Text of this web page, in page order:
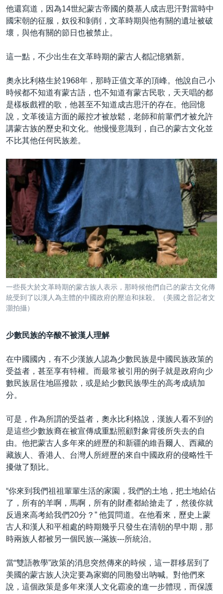
他還寫道，因為14世紀蒙古帝國的奠基人成吉思汗對當時中
國宋朝的征服，奴役和剝削，文革時期與他有關的遺址被破
壞，與他有關的節日也被禁止。
這一點，不少出生在文革時期的蒙古人都記憶猶新。
奧永比利格生於1968年，那時正值文革的頂峰。他說自己小
時候都不知道有蒙古語，也不知道有蒙古民歌，天天唱的都
是樣板戲裡的歌，他甚至不知道成吉思汗的存在。他回憶
說，文革後這方面的嚴控才被放鬆，老師和前輩們才被允許
講蒙古族的歷史和文化。他慢慢意識到，自己的蒙古文化並
不比其他任何民族差。
一些長大於文革時期的蒙古族人表示，那時候他們自己的蒙古文化傳
統受到了以漢人為主體的中國政府的壓迫和抹殺。（美國之音記者文
灝拍攝）
少數民族的辛酸不被漢人理解
在中國國內，有不少漢族人認為少數民族是中國民族政策的
受益者，甚至享有特權。而最常被引用的例子就是政府向少
數民族居住地區撥款，或是給少數民族學生的高考成績加
分。
可是，作為所謂的受益者，奧永比利格說，漢族人看不到的
是這些少數族裔在被宣傳成重點照顧對象背後所失去的自
由。他把蒙古人多年來的經歷的和新疆的維吾爾人、西藏的
藏族人、香港人、台灣人所經歷的來自中國政府的侵略性干
擾做了類比。
“你來到我們祖祖輩輩生活的家園，我們的土地，把土地給佔
了，所有的羊啊，馬啊，所有的財產都給搶走了，然後你就
反過來高考給我們20分？” 他質問道。在他看來，歷史上蒙
古人和漢人和平相處的時期幾乎只發生在清朝的早中期，那
時兩族人都被另一個民族---滿族---所統治。
當“雙語教學”政策的消息突然傳來的時候，這一群移居到了
美國的蒙古族人決定要為家鄉的同胞發出吶喊。對他們來
說，這個政策是多年來漢人文化霸凌的進一步體現，而保護